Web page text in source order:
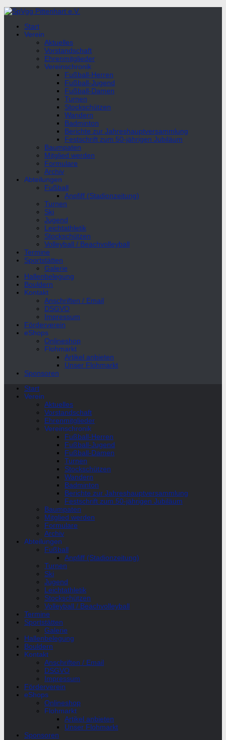
Unter
Inhalt
Start
Verein
Aktuelles
Vorstandschaft
Ehrenmitglieder
Vereinschronik
Fußball-Herren
Fußball-Jugend
Fußball-Damen
Turnen
Stockschützen
Wandern
Badminton
Berichte zur Jahreshauptversammlung
Festschrift zum 50-jährigen Jubiläum
Baumpaten
Mitglied werden
Formulare
Archiv
Abteilungen
Fußball
Anpfiff (Stadionzeitung)
Turnen
Ski
Jugend
Leichtathletik
Stockschützen
Volleyball / Beachvolleyball
Termine
Sportstätten
Galerie
Hallenbelegung
Bouldern
Kontakt
Anschriften / Email
DSGVO
Impressum
Förderverein
eShops
Onlineshop
Flohmarkt
Artikel anbieten
Unser Flohmarkt
Sponsoren
Start
Verein
Aktuelles
Vorstandschaft
Ehrenmitglieder
Vereinschronik
Fußball-Herren
Fußball-Jugend
Fußball-Damen
Turnen
Stockschützen
Wandern
Badminton
Berichte zur Jahreshauptversammlung
Festschrift zum 50-jährigen Jubiläum
Baumpaten
Mitglied werden
Formulare
Archiv
Abteilungen
Fußball
Anpfiff (Stadionzeitung)
Turnen
Ski
Jugend
Leichtathletik
Stockschützen
Volleyball / Beachvolleyball
Termine
Sportstätten
Galerie
Hallenbelegung
Bouldern
Kontakt
Anschriften / Email
DSGVO
Impressum
Förderverein
eShops
Onlineshop
Flohmarkt
Artikel anbieten
Unser Flohmarkt
Sponsoren